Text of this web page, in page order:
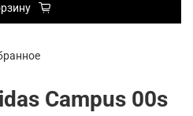
Campus 00s